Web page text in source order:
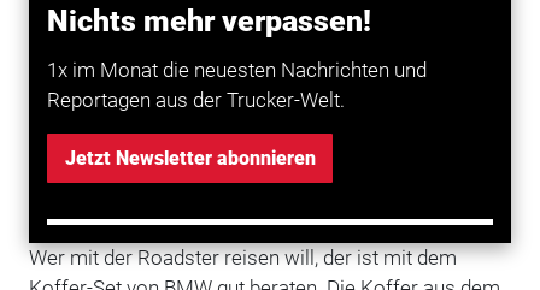
Nichts mehr verpassen!
1x im Monat die neuesten Nachrichten und
Reportagen aus der Trucker-Welt.
Jetzt Newsletter abonnieren
Beim vergleichsweise günstigen Einstiegspreis von
Zum einen in das elektronisch einstellbare Fahrwerk
mit den Modi "Komfort", "Normal" und "Sport", und
zum anderen in die zweistufig beheizbaren Griffe.
AUSGEREIFTES ZUBEHÖR FÜR REISE
UND ALLTAG
Wer mit der Roadster reisen will, der ist mit dem